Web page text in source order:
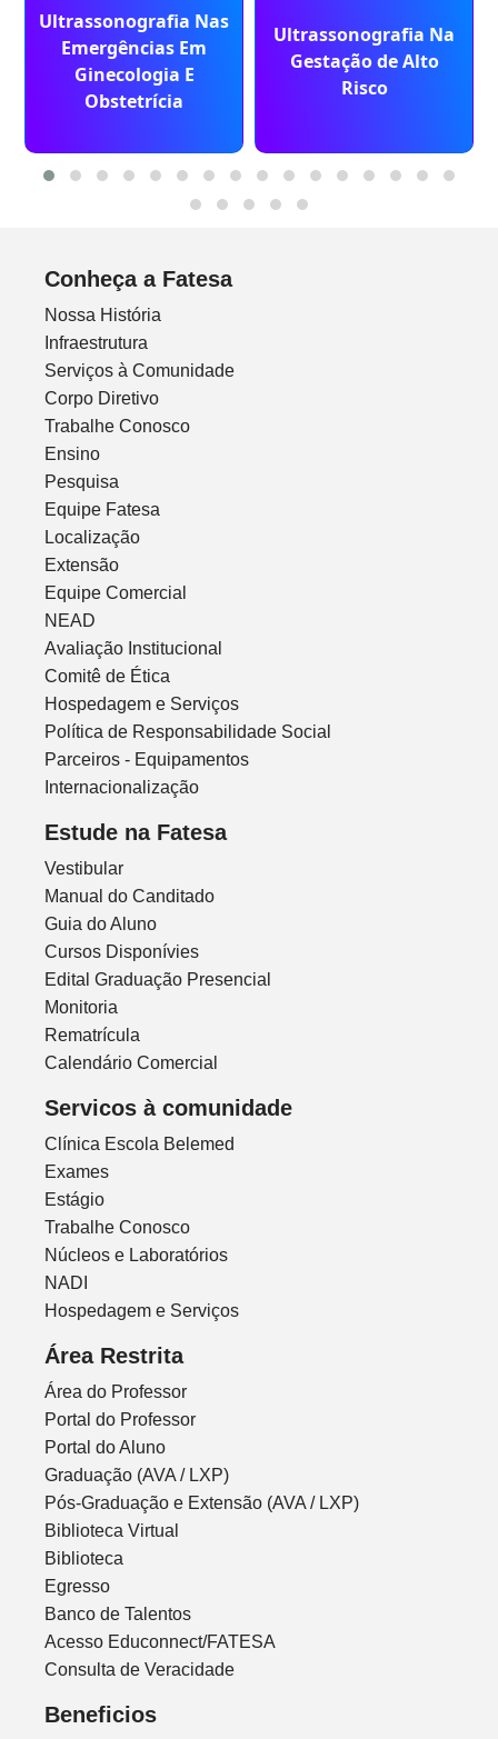
Ultrassonografia Nas
Emergências Em
Ginecologia E
Obstetrícia
Ultrassonografia Na
Gestação de Alto
Risco
Conheça a Fatesa
Nossa História
Infraestrutura
Serviços à Comunidade
Corpo Diretivo
Trabalhe Conosco
Ensino
Pesquisa
Equipe Fatesa
Localização
Extensão
Equipe Comercial
NEAD
Avaliação Institucional
Comitê de Ética
Hospedagem e Serviços
Política de Responsabilidade Social
Parceiros - Equipamentos
Internacionalização
Estude na Fatesa
Vestibular
Manual do Canditado
Guia do Aluno
Cursos Disponívies
Edital Graduação Presencial
Monitoria
Rematrícula
Calendário Comercial
Servicos à comunidade
Clínica Escola Belemed
Exames
Estágio
Trabalhe Conosco
Núcleos e Laboratórios
NADI
Hospedagem e Serviços
Área Restrita
Área do Professor
Portal do Professor
Portal do Aluno
Graduação (AVA / LXP)
Pós-Graduação e Extensão (AVA / LXP)
Biblioteca Virtual
Biblioteca
Egresso
Banco de Talentos
Acesso Educonnect/FATESA
Consulta de Veracidade
Beneficios